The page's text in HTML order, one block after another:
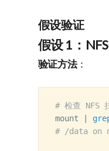
假设验证
假设 1：
验证方法：
# 检查 NFS
mount |
# /data on